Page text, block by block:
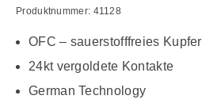
Produktnummer: 41128
OFC – sauerstofffreies Kupfer
24kt vergoldete Kontakte
German Technology